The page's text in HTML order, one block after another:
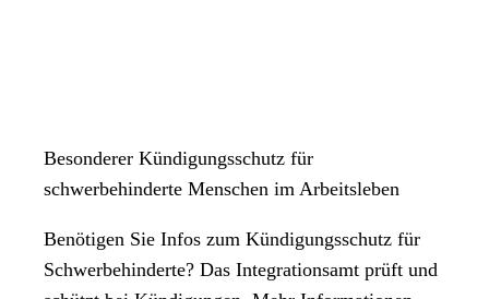
Besonderer Kündigungsschutz für
schwerbehinderte Menschen im Arbeitsleben
Benötigen Sie Infos zum Kündigungsschutz für
Schwerbehinderte? Das Integrationsamt prüft und